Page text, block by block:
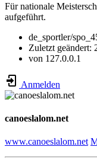
Für nationale
aufgeführt.
de_sportler/
Zuletzt geändert:
von 127.0.0.1
Anmelden
canoeslalom.net
www.canoeslalom.net